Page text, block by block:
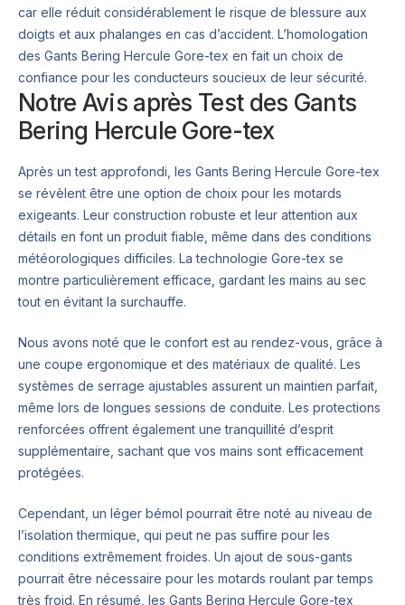
car elle réduit considérablement le risque de blessure aux
doigts et aux phalanges en cas d’accident. L’homologation
des Gants Bering Hercule Gore-tex en fait un choix de
confiance pour les conducteurs soucieux de leur sécurité.
Notre Avis après Test des Gants
Bering Hercule Gore-tex
Après un test approfondi, les Gants Bering Hercule Gore-tex
se révèlent être une option de choix pour les motards
exigeants. Leur construction robuste et leur attention aux
détails en font un produit fiable, même dans des conditions
météorologiques difficiles. La technologie Gore-tex se
montre particulièrement efficace, gardant les mains au sec
tout en évitant la surchauffe.
Nous avons noté que le confort est au rendez-vous, grâce à
une coupe ergonomique et des matériaux de qualité. Les
systèmes de serrage ajustables assurent un maintien parfait,
même lors de longues sessions de conduite. Les protections
renforcées offrent également une tranquillité d’esprit
supplémentaire, sachant que vos mains sont efficacement
protégées.
Cependant, un léger bémol pourrait être noté au niveau de
l’isolation thermique, qui peut ne pas suffire pour les
conditions extrêmement froides. Un ajout de sous-gants
pourrait être nécessaire pour les motards roulant par temps
très froid. En résumé, les Gants Bering Hercule Gore-tex